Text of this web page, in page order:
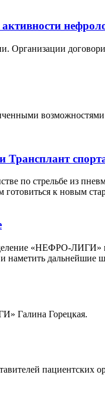
Трансплант
по стрельбе из
к новым
«НЕФРО-ЛИГИ»
и наметить дальнейшие
Галина Горецкая.
пациентских